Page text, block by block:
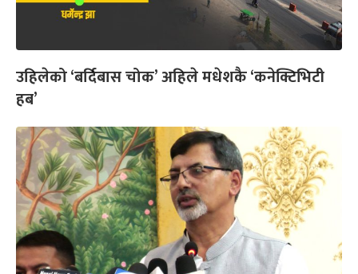
उहिलेको ‘बर्दिबास चोक’ अहिले मधेशकै ‘कनेक्टिभिटी
हब’